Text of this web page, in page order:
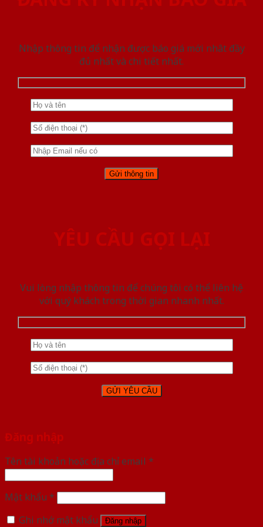
Nhập thông tin để nhận được báo giá mới nhât đầy
đủ nhất và chi tiết nhất.
YÊU CẦU GỌI LẠI
Vui lòng nhập thông tin để chúng tôi có thể liên hệ
với quý khách trong thời gian nhanh nhất.
Đăng nhập
Tên tài khoản hoặc địa chỉ email *
Mật khẩu *
Ghi nhớ mật khẩu
Đăng nhập